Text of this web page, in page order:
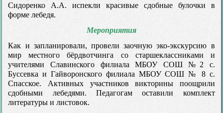
Сидоренко А.А. испекли красивые сдобные булочки в
форме лебедя.
Мероприятия
Как и запланировали, провели заочную эко-экскурсию в
мир местного бёрдвотчинга со старшеклассниками и
учителями Славинского филиала МБОУ СОШ №2 с.
Буссевка и Гайворонского филиала МБОУ СОШ № 8 с.
Спасское. Активных участников викторины поощрили
сдобными лебедями. Педагогам оставили комплект
литературы и листовок.